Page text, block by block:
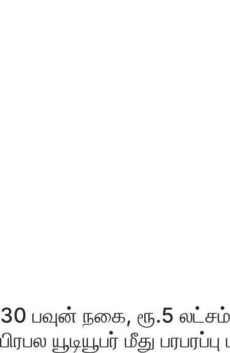
30 பவுன் நகை, ரூ.5
பிரபல யூடியூபர் மீது பரபரப்பு